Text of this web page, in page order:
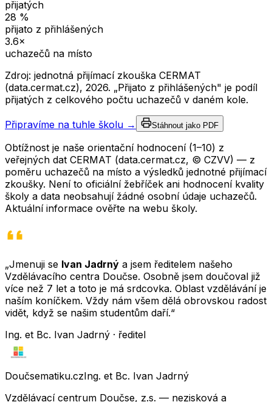
přijatých
28 %
přijato z přihlášených
3.6×
uchazečů na místo
Zdroj: jednotná přijímací zkouška CERMAT
(data.cermat.cz), 2026. „Přijato z přihlášených" je podíl
přijatých z celkového počtu uchazečů v daném kole.
Připravíme na tuhle školu → Stáhnout jako PDF
Obtížnost je naše orientační hodnocení (1–10) z
veřejných dat CERMAT (data.cermat.cz, © CZVV) — z
poměru uchazečů na místo a výsledků jednotné přijímací
zkoušky. Není to oficiální žebříček ani hodnocení kvality
školy a data neobsahují žádné osobní údaje uchazečů.
Aktuální informace ověřte na webu školy.
„Jmenuji se Ivan Jadrný a jsem ředitelem našeho
Vzdělávacího centra Doučse. Osobně jsem doučoval již
více než 7 let a toto je má srdcovka. Oblast vzdělávání je
naším koníčkem. Vždy nám všem dělá obrovskou radost
vidět, když se našim studentům daří.“
Ing. et Bc. Ivan Jadrný · ředitel
Doučsematiku.czIng. et Bc. Ivan Jadrný
Vzdělávací centrum Doučse, z.s. — nezisková a